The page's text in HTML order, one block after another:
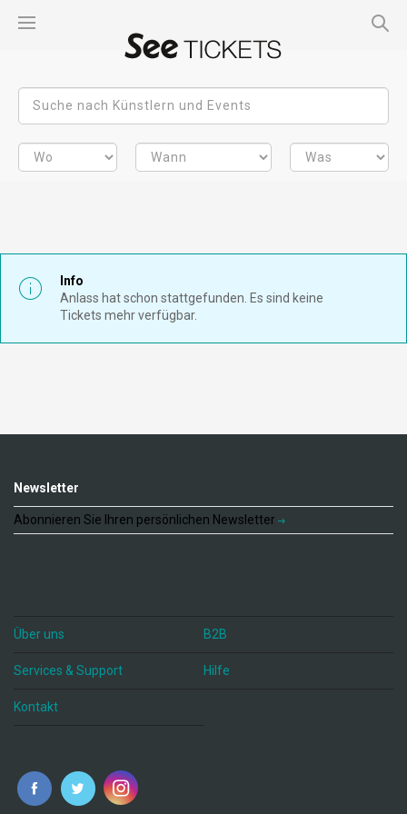
Info
Anlass hat schon stattgefunden. Es sind keine
Tickets mehr verfügbar.
Newsletter
Abonnieren Sie Ihren persönlichen Newsletter
Über uns B2B
Services & Support Hilfe
Kontakt